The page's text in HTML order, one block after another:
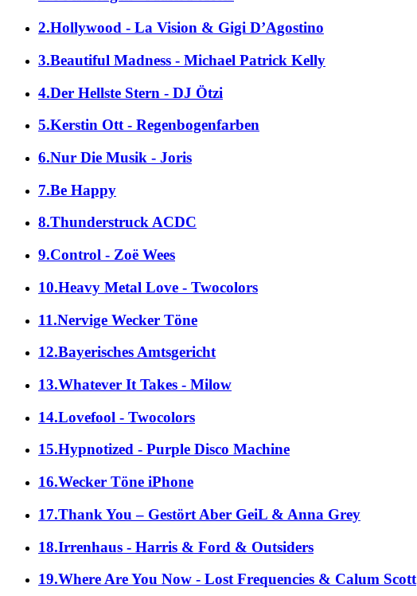
2.Hollywood - La Vision & Gigi D’Agostino
3.Beautiful Madness - Michael Patrick Kelly
4.Der Hellste Stern - DJ Ötzi
5.Kerstin Ott - Regenbogenfarben
6.Nur Die Musik - Joris
7.Be Happy
8.Thunderstruck ACDC
9.Control - Zoë Wees
10.Heavy Metal Love - Twocolors
11.Nervige Wecker Töne
12.Bayerisches Amtsgericht
13.Whatever It Takes - Milow
14.Lovefool - Twocolors
15.Hypnotized - Purple Disco Machine
16.Wecker Töne iPhone
17.Thank You – Gestört Aber GeiL & Anna Grey
18.Irrenhaus - Harris & Ford & Outsiders
19.Where Are You Now - Lost Frequencies & Calum Scott